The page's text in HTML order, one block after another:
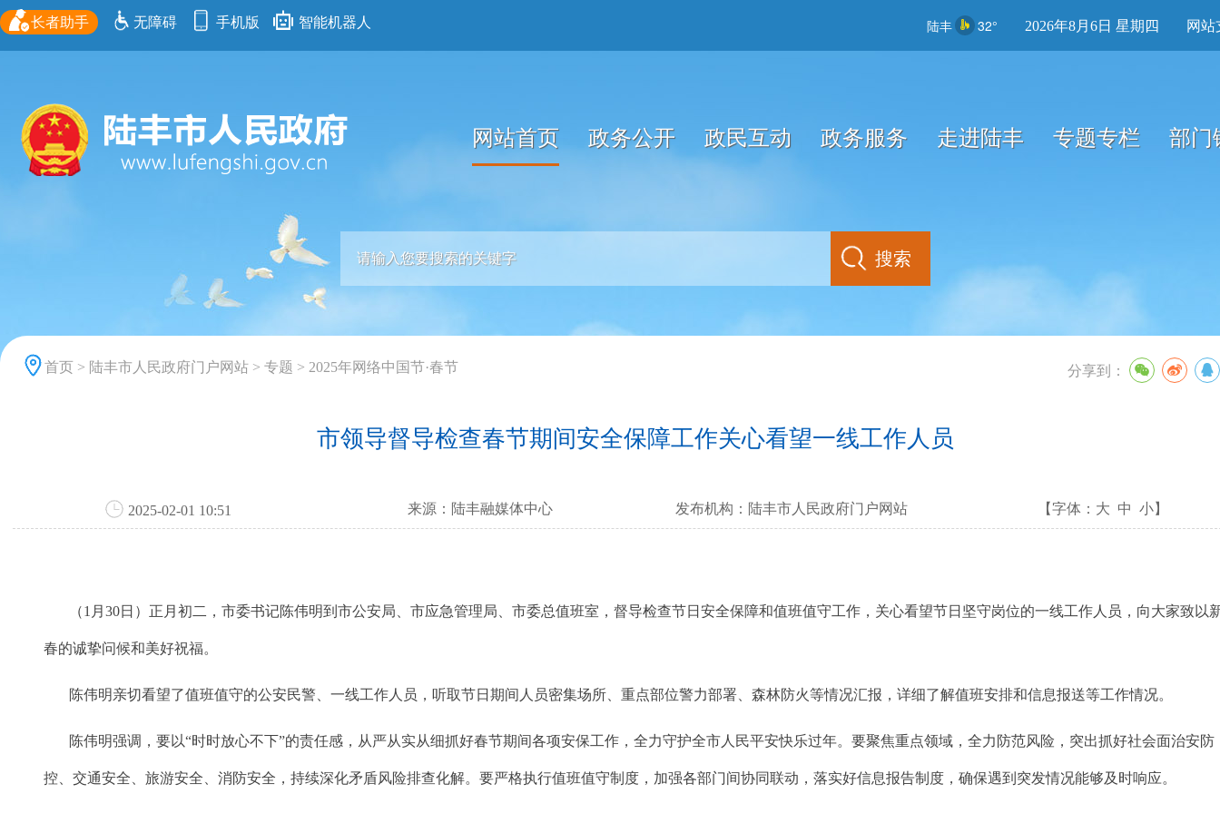
长者助手 无障碍 手机版 智能机器人 陆丰 32° 2026年8月6日 星期四 网站
网站首页 政务公开 政民互动 政务服务 走进陆丰 专题专栏 部门
首页 > 陆丰市人民政府门户网站 > 专题 > 2025年网络中国节·春节 分享到：
市领导督导检查春节期间安全保障工作关心看望一线工作人员
2025-02-01 10:51 来源： 陆丰融媒体中心 发布机构： 陆丰市人民政府门户网站 【字体： 大 中 小】
（1月30日）正月初二，市委书记陈伟明到市公安局、市应急管理局、市委总值班室，督导检查节日安全保障和值班值守工作，关心看望节日坚守岗位的一线工作人员，向大家致以
春的诚挚问候和美好祝福。
陈伟明亲切看望了值班值守的公安民警、一线工作人员，听取节日期间人员密集场所、重点部位警力部署、森林防火等情况汇报，详细了解值班安排和信息报送等工作情况。
陈伟明强调，要以“时时放心不下”的责任感，从严从实从细抓好春节期间各项安保工作，全力守护全市人民平安快乐过年。要聚焦重点领域，全力防范风险，突出抓好社会面治安防
控、交通安全、旅游安全、消防安全，持续深化矛盾风险排查化解。要严格执行值班值守制度，加强各部门间协同联动，落实好信息报告制度，确保遇到突发情况能够及时响应。